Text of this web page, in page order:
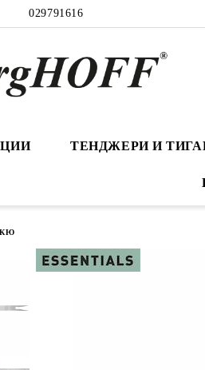
029791616
ТЕНДЖЕРИ И